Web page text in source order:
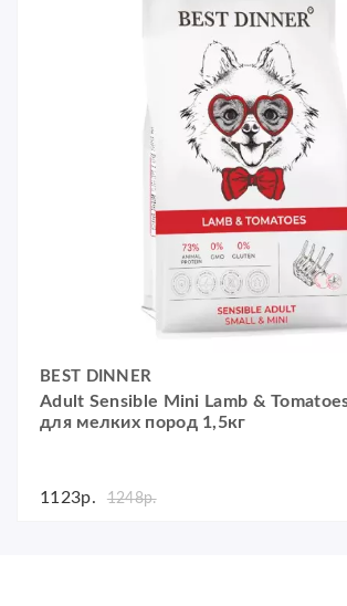
BEST DINNER
Adult Sensible Mini Lamb &
для мелких пород 1,5кг
1123р. 1248р.